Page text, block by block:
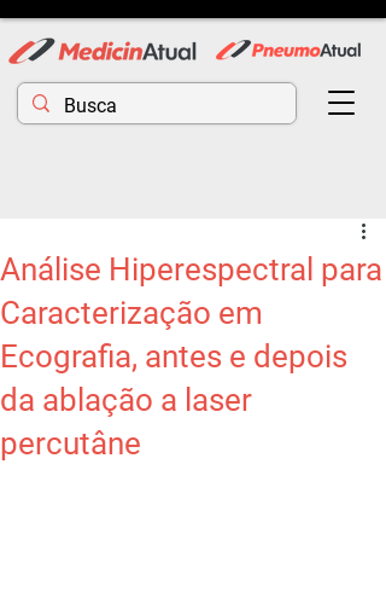
Análise Hiperespectral para
Caracterização em
Ecografia, antes e depois
da ablação a laser
percutâne